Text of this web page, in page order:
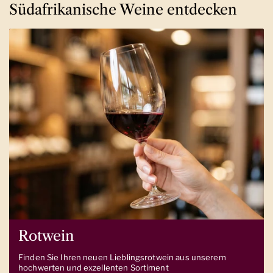
Südafrikanische Weine entdecken
Rotwein
Finden Sie Ihren neuen Lieblingsrotwein aus unserem
hochwerten und exzellenten Sortiment